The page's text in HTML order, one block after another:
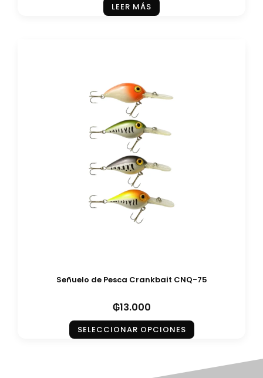
LEER MÁS
Señuelo de Pesca Crankbait CNQ-75
₲13.000
SELECCIONAR OPCIONES